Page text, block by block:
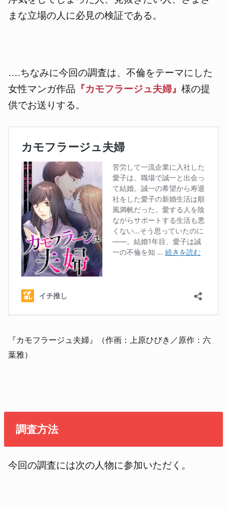
まな立場の人に必見の検証である。
….ちなみに今回の調査は、不倫をテーマにした
女性マンガ作品 『カモフラージュ夫婦』様の提
供でお送りする。
『カモフラージュ夫婦』（作画：上原ひびき／原作：六
葉雅）
調査方法
今回の調査には次の人物に参加いただく。